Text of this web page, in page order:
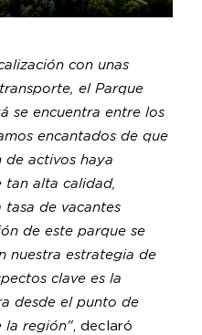
con unas
el Parque
se encuentra entre los
encantados de que
de activos haya
tan alta calidad,
de vacantes
de este parque se
nuestra estrategia de
clave es la
desde el punto de
la región", declaró